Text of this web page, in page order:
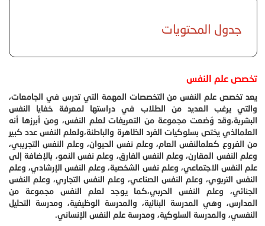
جدول المحتويات
تخصص علم النفس
يعد تخصص علم النفس من التخصصات المهمة التي تدرس في الجامعات،
والتي يرغب العديد من الطلاب في دراستها لمعرفة خفايا النفس
البشرية،وقد وُضعت مجموعة من التعريفات لعلم النفس، ومن أبرزها أنه
العلمالذي يختص بسلوكيات الفرد الظاهرة والباطنة،ولعلم النفس عدد كبير
من الفروع كعلمالنفس العام، وعلم نفس الحيوان، وعلم النفس التجريبي،
وعلم النفس المقارن، وعلم النفس الفارق، وعلم نفس النمو، بالإضافة إلى
علم النفس الاجتماعي، وعلم نفس الشخصية، وعلم النفس الإرشادي، وعلم
النفس التربوي، وعلم النفس الصناعي، وعلم النفس التجاري، وعلم النفس
الجنائي، وعلم النفس الحربي،كما يوجد لعلم النفس مجموعة من
المدارس، وهي المدرسة البنائية، والمدرسة الوظيفية، ومدرسة التحليل
النفسي، والمدرسة السلوكية، ومدرسة علم النفس الإنساني.